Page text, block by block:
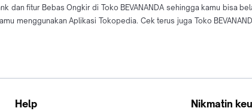
dan fitur Bebas Ongkir di Toko BEVANANDA sehingga kamu bisa
menggunakan Aplikasi Tokopedia. Cek terus juga Toko
Help Nikmatin